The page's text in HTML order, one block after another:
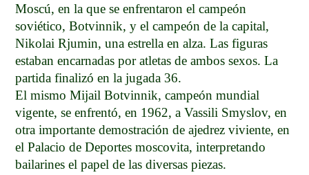
Moscú, en la que se enfrentaron el campeón
soviético, Botvinnik, y el campeón de la capital,
Nikolai Rjumin, una estrella en alza. Las figuras
estaban encarnadas por atletas de ambos sexos. La
partida finalizó en la jugada 36.
El mismo Mijail Botvinnik, campeón mundial
vigente, se enfrentó, en 1962, a Vassili Smyslov, en
otra importante demostración de ajedrez viviente, en
el Palacio de Deportes moscovita, interpretando
bailarines el papel de las diversas piezas.